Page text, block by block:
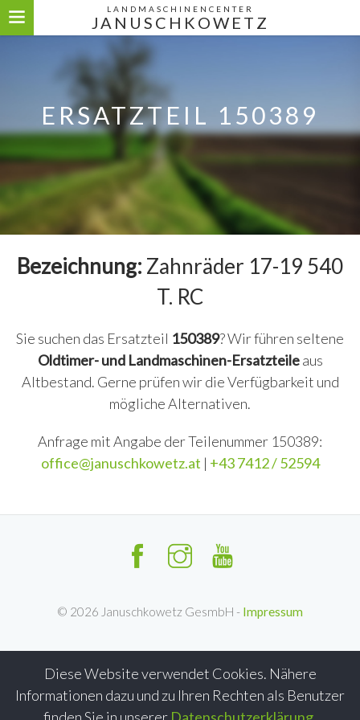
LANDMASCHINENCENTER
JANUSCHKOWETZ
Diese Website verwendet Cookies. Nähere
Informationen dazu und zu Ihren Rechten als Benutzer
ERSATZTEIL 150389
Bezeichnung: Zahnräder 17-19 540
T. RC
Sie suchen das Ersatzteil 150389? Wir führen seltene
Oldtimer- und Landmaschinen-Ersatzteileaus
Altbestand. Gerne prüfen wir die Verfügbarkeit und
mögliche Alternativen.
Anfrage mit Angabe der Teilenummer 150389:
office@januschkowetz.at | +43 7412 / 52594
© 2026 Januschkowetz GesmbH - Impressum